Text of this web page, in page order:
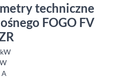
techniczne
FOGO FV
A